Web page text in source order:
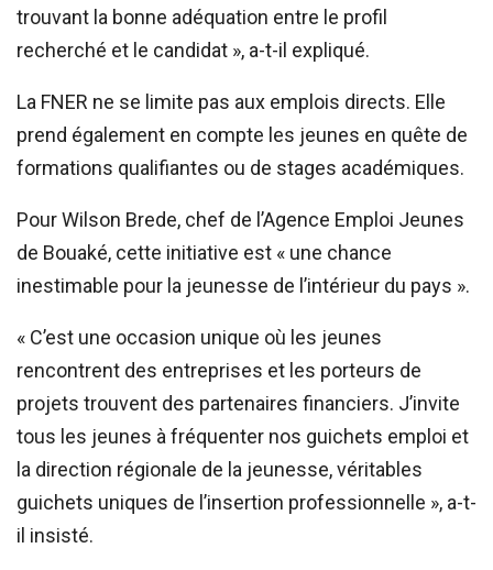
trouvant la bonne adéquation entre le profil
recherché et le candidat », a-t-il expliqué.
La FNER ne se limite pas aux emplois directs. Elle
prend également en compte les jeunes en quête de
formations qualifiantes ou de stages académiques.
Pour Wilson Brede, chef de l’Agence Emploi Jeunes
de Bouaké, cette initiative est « une chance
inestimable pour la jeunesse de l’intérieur du pays ».
« C’est une occasion unique où les jeunes
rencontrent des entreprises et les porteurs de
projets trouvent des partenaires financiers. J’invite
tous les jeunes à fréquenter nos guichets emploi et
la direction régionale de la jeunesse, véritables
guichets uniques de l’insertion professionnelle », a-t-
il insisté.